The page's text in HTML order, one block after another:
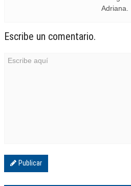
Adriana.
Escribe un comentario.
Publicar